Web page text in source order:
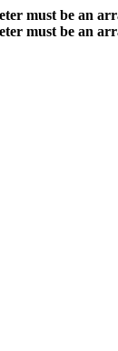
must be an
must be an